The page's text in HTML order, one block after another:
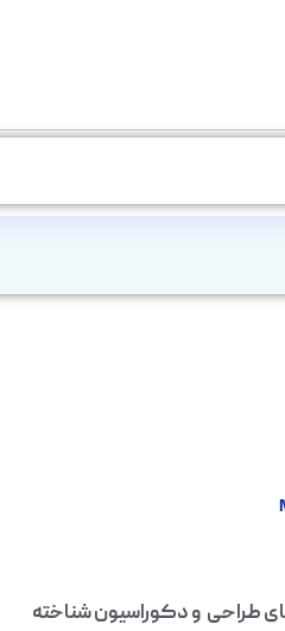
طراحی و دکوراسیون شناخته